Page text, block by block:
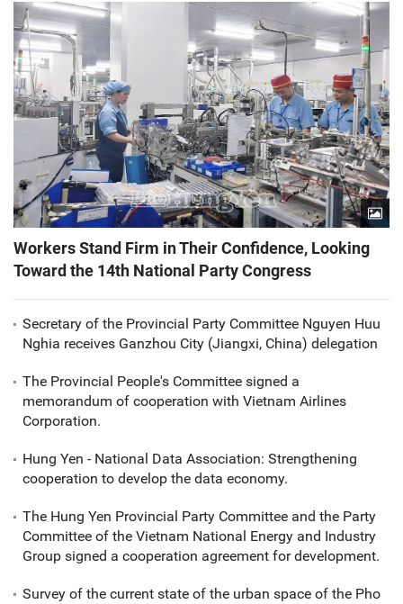
Workers Stand Firm in Their Confidence, Looking
Toward the 14th National Party Congress
Secretary of the Provincial Party Committee Nguyen Huu
Nghia receives Ganzhou City (Jiangxi, China) delegation
The Provincial People's Committee signed a
memorandum of cooperation with Vietnam Airlines
Corporation.
Hung Yen - National Data Association: Strengthening
cooperation to develop the data economy.
The Hung Yen Provincial Party Committee and the Party
Committee of the Vietnam National Energy and Industry
Group signed a cooperation agreement for development.
Survey of the current state of the urban space of the Pho